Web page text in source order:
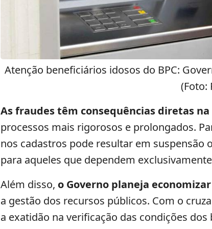
Atenção beneficiários idosos do BPC:
(Foto:
As fraudes têm consequências diretas
processos mais rigorosos e prolongados.
nos cadastros pode resultar em suspensão
para aqueles que dependem
Além disso, o Governo planeja
a gestão dos recursos públicos. Com o
a exatidão na verificação das condições